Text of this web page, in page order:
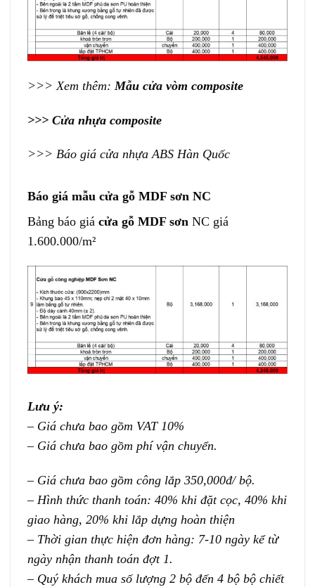
>>> Xem thêm: Mẫu cửa vòm composite
>>> Cửa nhựa composite
>>> Báo giá cửa nhựa ABS Hàn Quốc
Báo giá mẫu cửa gỗ MDF sơn NC
Bảng báo giá cửa gỗ MDF sơn NC giá
1.600.000/m²
Lưu ý:
– Giá chưa bao gồm VAT 10%
– Giá chưa bao gồm phí vận chuyển.
– Giá chưa bao gồm công lắp 350,000đ/ bộ.
– Hình thức thanh toán: 40% khi đặt cọc, 40% khi
giao hàng, 20% khi lắp dựng hoàn thiện
– Thời gian thực hiện đơn hàng: 7-10 ngày kể từ
ngày nhận thanh toán đợt 1.
– Quý khách mua số lượng 2 bộ đến 4 bộ bộ chiết